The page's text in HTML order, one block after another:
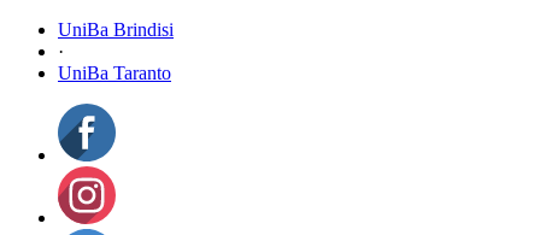
UniBa Brindisi
·
UniBa Taranto